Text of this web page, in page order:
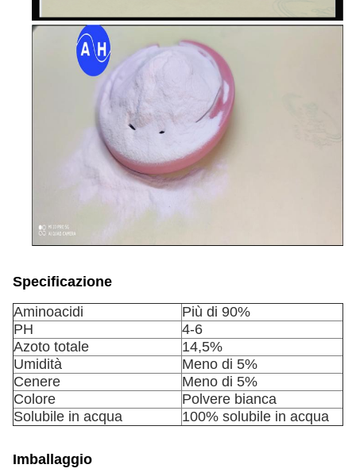
Specificazione
Aminoacidi
Più di 90%
PH
4-6
Azoto totale
14,5%
Umidità
Meno di 5%
Cenere
Meno di 5%
Colore
Polvere bianca
Solubile in acqua
100% solubile in acqua
Imballaggio